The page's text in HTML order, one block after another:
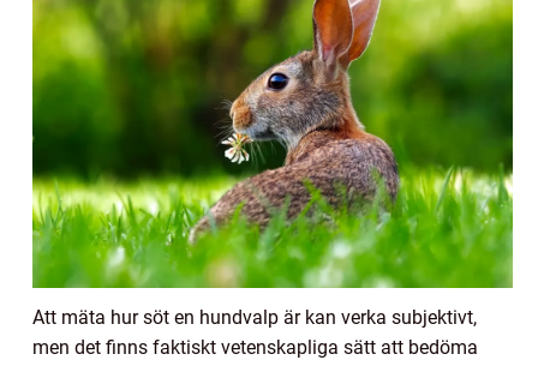
Att mäta hur söt en hundvalp är kan verka subjektivt,
men det finns faktiskt vetenskapliga sätt att bedöma